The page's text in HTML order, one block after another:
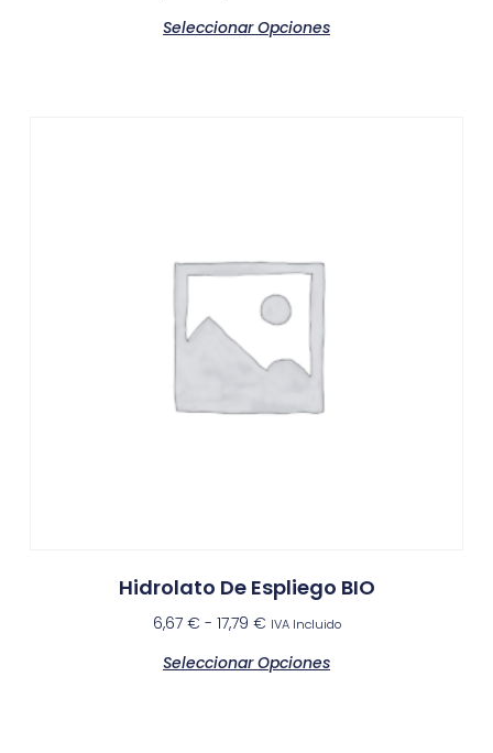
Seleccionar Opciones
Hidrolato De Espliego BIO
6,67 € - 17,79 € IVA Incluido
Seleccionar Opciones